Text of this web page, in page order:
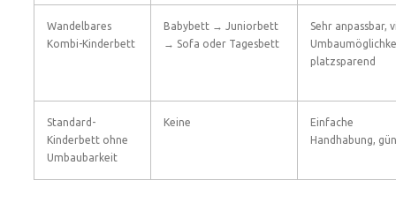
Wandelbares
Kombi-Kinderbett
Babybett → Juniorbett
→ Sofa oder Tagesbett
Sehr anpassbar,
platzsparend
Standard-
Kinderbett ohne
Umbaubarkeit
Keine
Einfache
Handhabung,